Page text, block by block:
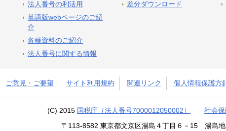
法人番号の利活用
英語版webページのご紹
介
各種資料のご紹介
法人番号に関する情報
差分ダウンロード
ご意見・ご要望 サイト利用規約 関連リンク 個人情報保護方
(C) 2015 国税庁（法人番号7000012050002） 社会
〒113-8582 東京都文京区湯島４丁目６－15 湯島地